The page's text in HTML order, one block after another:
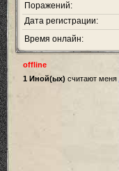
Поражений:
Дата регистрации:
Время онлайн:
offline
1 Иной(ых) считают меня